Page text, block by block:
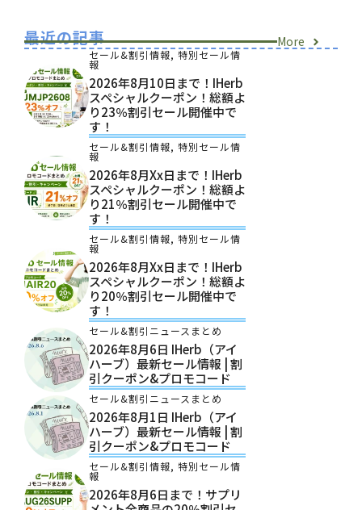
最近の記事 More
セール&割引情報, 特別セール情
報
2026年8月10日まで！iHerb
スペシャルクーポン！総額よ
り23％割引セール開催中で
す！
セール&割引情報, 特別セール情
報
2026年8月xx日まで！iHerb
スペシャルクーポン！総額よ
り21％割引セール開催中で
す！
セール&割引情報, 特別セール情
報
2026年8月xx日まで！iHerb
スペシャルクーポン！総額よ
り20％割引セール開催中で
す！
セール&割引ニュースまとめ
2026年8月6日 IHerb（アイ
ハーブ）最新セール情報 | 割
引クーポン&プロモコード
セール&割引ニュースまとめ
2026年8月1日 IHerb（アイ
ハーブ）最新セール情報 | 割
引クーポン&プロモコード
セール&割引情報, 特別セール情
報
2026年8月6日まで！サプリ